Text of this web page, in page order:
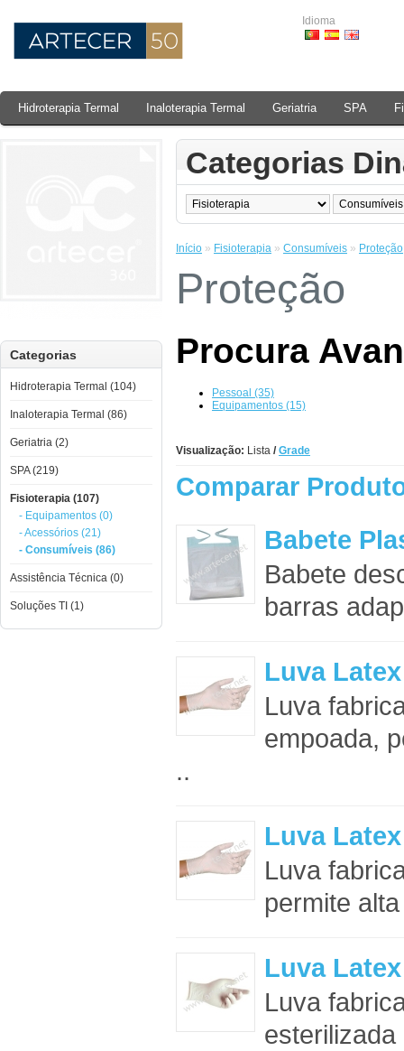
Idioma
Hidroterapia Termal Inaloterapia Termal Geriatria SPA
Categorias
Hidroterapia Termal (104)
Inaloterapia Termal (86)
Geriatria (2)
SPA (219)
Fisioterapia (107)
- Equipamentos (0)
- Acessórios (21)
- Consumíveis (86)
Assistência Técnica (0)
Soluções TI (1)
Categorias
Início » Fisioterapia » Consumíveis » Proteção
Proteção
Procura
Pessoal (35)
Equipamentos (15)
Visualização: Lista / Grade
Comparar
Babete
Babete
barras
Luva Latex
Luva
empoada,
..
Luva
Luva
permite
Luva
Luva